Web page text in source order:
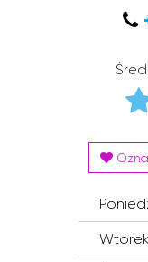
Wtorek